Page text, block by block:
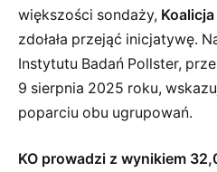
większości sondaży,
zdołała przejąć inicjatywę.
Instytutu Badań Pollster,
9 sierpnia 2025 roku,
poparciu obu ugrupowań.
KO prowadzi z wynikiem